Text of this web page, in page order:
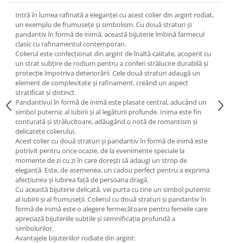
Intră în lumea rafinată a eleganței cu acest colier din argint rodiat,
un exemplu de frumusețe și simbolism. Cu două straturi și
pandantiv în formă de inimă, această bijuterie îmbină farmecul
clasic cu rafinamentul contemporan.
Colierul este confecționat din argint de înaltă calitate, acoperit cu
un strat subțire de rodium pentru a conferi strălucire durabilă și
protecție împotriva deteriorării. Cele două straturi adaugă un
element de complexitate și rafinament, creând un aspect
stratificat și distinct.
Pandantivul în formă de inimă este plasate central, aducând un
simbol puternic al iubirii și al legăturii profunde. Inima este fin
conturată și strălucitoare, adăugând o notă de romantism și
delicatețe colierului.
Acest colier cu două straturi și pandantiv în formă de inimă este
potrivit pentru orice ocazie, de la evenimente speciale la
momente de zi cu zi în care dorești să adaugi un strop de
eleganță. Este, de asemenea, un cadou perfect pentru a exprima
afecțiunea și iubirea față de persoana dragă.
Cu această bijuterie delicată, vei purta cu tine un simbol puternic
al iubirii și al frumuseții. Colierul cu două straturi și pandantiv în
formă de inimă este o alegere fermecătoare pentru femeile care
apreciază bijuteriile subtile și semnificația profundă a
simbolurilor.
Avantajele bijuteriilor rodiate din argint: